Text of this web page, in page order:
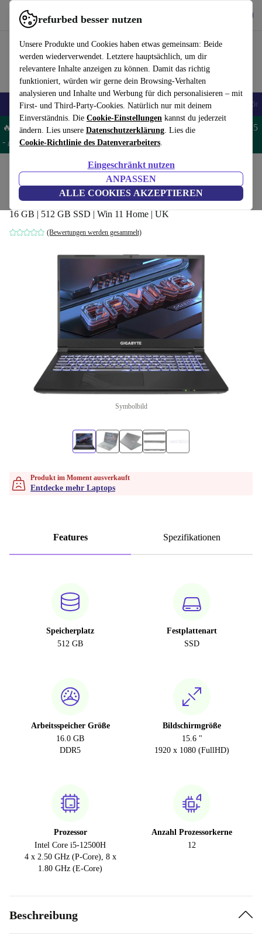
refurbed besser nutzen
Unsere Produkte und Cookies haben etwas gemeinsam: Beide
werden wiederverwendet. Letztere hauptsächlich, um dir
relevantere Inhalte anzeigen zu können. Damit das richtig
funktioniert, würden wir gerne dein Browsing-Verhalten
analysieren und Inhalte und Werbung für dich personalisieren – mit
First- und Third-Party-Cookies. Natürlich nur mit deinem
Einverständnis. Die Cookie-Einstellungen kannst du jederzeit
ändern. Lies unsere Datenschutzerklärung. Lies die
Cookie-Richtlinie des Datenverarbeiters.
Eingeschränkt nutzen
ANPASSEN
ALLE COOKIES AKZEPTIEREN
refurbed schnell und einfach nutzen
🎒 Back to school Handys Laptops Tablets Smartwatches Zubehör
🔥 Spare 5% EXTRA auf MacBooks und iPads – Code: MACPAD5
- AGB
Laptops
Gigabyte G5 KF | i5-12500H | 15.6"
16 GB | 512 GB SSD | Win 11 Home | UK
(Bewertungen werden gesammelt)
Symbolbild
Produkt im Moment ausverkauft
Entdecke mehr Laptops
Features Spezifikationen
Speicherplatz
512 GB
Festplattenart
SSD
Arbeitsspeicher Größe
16.0 GB
DDR5
Bildschirmgröße
15.6 "
1920 x 1080 (FullHD)
Prozessor
Intel Core i5-12500H
4 x 2.50 GHz (P-Core), 8 x
1.80 GHz (E-Core)
Anzahl Prozessorkerne
12
Beschreibung